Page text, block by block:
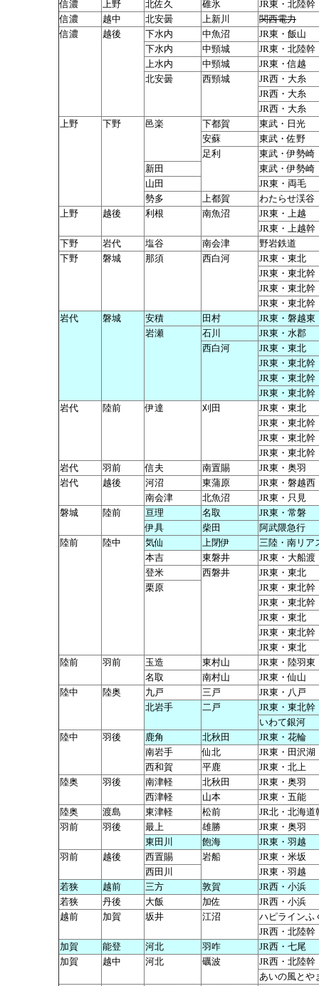
信濃 上野 北佐久 碓氷
JR東・北陸幹
信濃
越中 北安曇 上新川
関西電力
信濃
越後 下水内 中魚沼
JR東・飯山
下水内
中頸城
JR東・北陸幹
上水内
中頸城
JR東・信越
北安曇
西頸城
JR西・大糸
JR西・大糸
JR西・大糸
上野
下野 邑楽 下都賀
東武・日光
安蘇
東武・佐野
足利
東武・伊勢崎
新田
東武・伊勢崎
山田
JR東・両毛
勢多
上都賀
わたらせ渓谷
上野
越後 利根 南魚沼
JR東・上越
JR東・上越幹
下野
岩代 塩谷 南会津
野岩鉄道
下野
磐城 那須 西白河
JR東・東北
JR東・東北幹
JR東・東北幹
JR東・東北幹
岩代
磐城 安積 田村
JR東・磐越東
岩瀬
石川
JR東・水郡
西白河
JR東・東北
JR東・東北幹
JR東・東北幹
JR東・東北幹
岩代
陸前 伊達 刈田
JR東・東北
JR東・東北幹
JR東・東北幹
JR東・東北幹
岩代
羽前 信夫 南置賜
JR東・奥羽
岩代
越後 河沼 東蒲原
JR東・磐越西
南会津
北魚沼
JR東・只見
磐城
陸前 亘理 名取
JR東・常磐
伊具
柴田
阿武隈急行
陸前
陸中 気仙 上閉伊
三陸・南リア
本吉
東磐井
JR東・大船渡
登米
西磐井
JR東・東北
栗原
JR東・東北幹
JR東・東北幹
JR東・東北
JR東・東北幹
JR東・東北
陸前
羽前 玉造 東村山
JR東・陸羽東
名取
南村山
JR東・仙山
陸中
陸奥 九戸 三戸
JR東・八戸
北岩手
二戸
JR東・東北幹
いわて銀河
陸中
羽後 鹿角 北秋田
JR東・花輪
南岩手
仙北
JR東・田沢湖
西和賀
平鹿
JR東・北上
陸奥
羽後 南津軽 北秋田
JR東・奥羽
西津軽
山本
JR東・五能
陸奥
渡島 東津軽 松前
JR北・北海道
羽前
羽後 最上 雄勝
JR東・奥羽
東田川
飽海
JR東・羽越
羽前
越後 西置賜 岩船
JR東・米坂
西田川
JR東・羽越
若狭
越前 三方 敦賀
JR西・小浜
若狭
丹後 大飯 加佐
JR西・小浜
越前
加賀 坂井 江沼
ハピラインふ
JR西・北陸幹
加賀
能登 河北 羽咋
JR西・七尾
加賀
越中 河北 礪波
JR西・北陸幹
あいの風とや